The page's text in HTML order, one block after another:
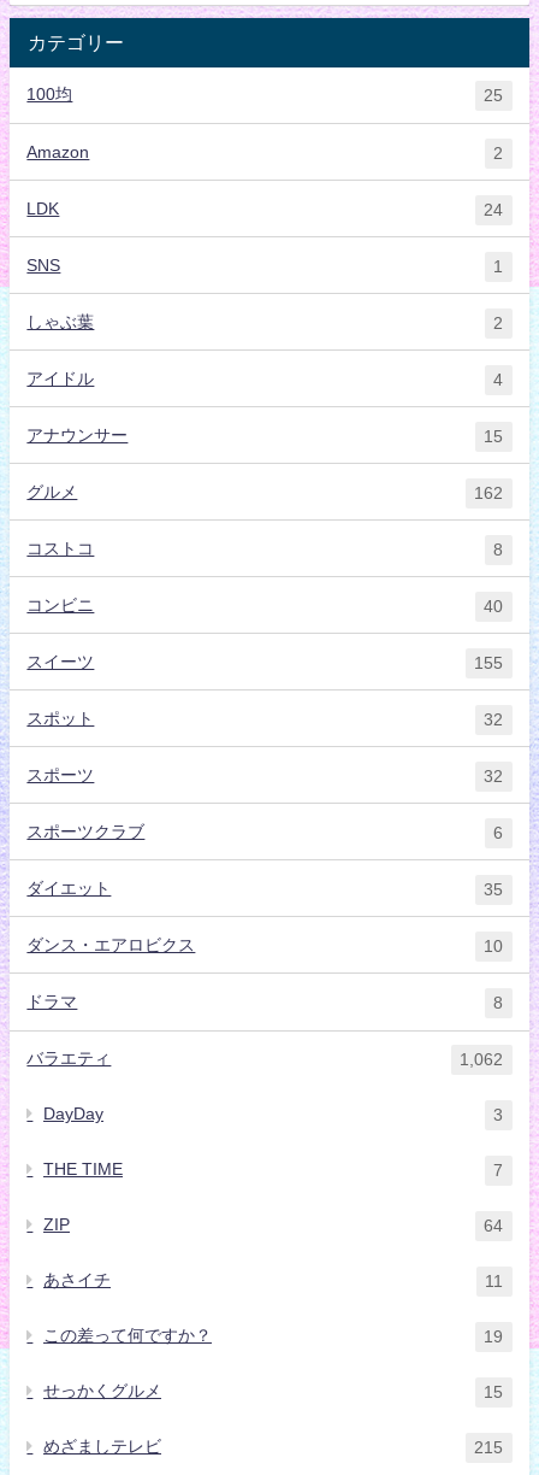
カテゴリー
100均 25
Amazon 2
LDK 24
SNS 1
しゃぶ葉 2
アイドル 4
アナウンサー 15
グルメ 162
コストコ 8
コンビニ 40
スイーツ 155
スポット 32
スポーツ 32
スポーツクラブ 6
ダイエット 35
ダンス・エアロビクス 10
ドラマ 8
バラエティ 1,062
DayDay 3
THE TIME 7
ZIP 64
あさイチ 11
この差って何ですか？ 19
せっかくグルメ 15
めざましテレビ 215